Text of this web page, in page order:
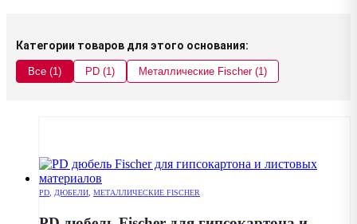
Категории товаров для этого основания:
Все (1) PD (1) Металлические Fischer (1)
PD ДЮБЕЛИ МЕТАЛЛИЧЕСКИЕ FISCHER